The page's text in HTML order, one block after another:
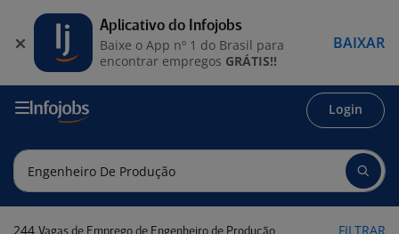
Login
244 FILTRAR
Aplicativo do Infojobs
Baixe o App nº 1 do Brasil para
encontrar empregos GRÁTIS!!
BAIXAR